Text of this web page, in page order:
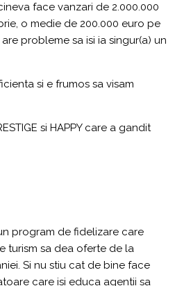
face vanzari de 2.000.000
o medie de 200.000 euro pe
probleme sa isi ia singur(a) un
si e frumos sa visam
si HAPPY care a gandit
program de fidelizare care
turism sa dea oferte de la
Si nu stiu cat de bine face
care isi educa agentii sa